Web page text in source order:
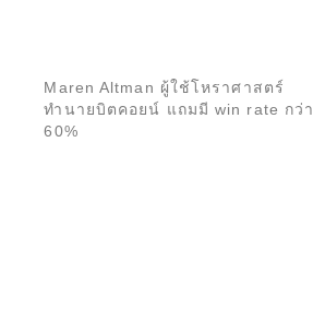
Maren Altman ผู้ใช้โหราศาสตร์
ทำนายบิตคอยน์ แถมมี win rate กว่า
60%